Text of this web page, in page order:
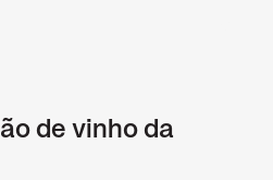
de vinho da